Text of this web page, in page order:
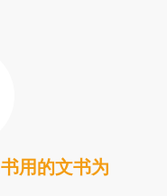
用的文书为